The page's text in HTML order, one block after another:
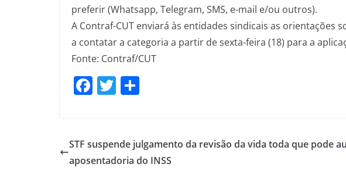
preferir (Whatsapp, Telegram, SMS, e-mail e/ou outros).
A Contraf-CUT enviará às entidades sindicais as orientações
a contatar a categoria a partir de sexta-feira (18) para a
Fonte: Contraf/CUT
F
e
b
T
er e
STF suspende julgamento da revisão da vida toda que pode
aposentadoria do INSS